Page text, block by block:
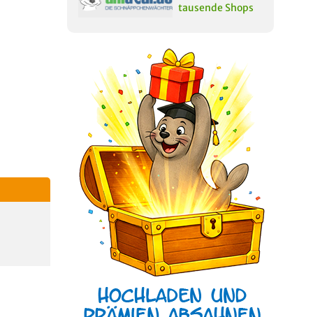
tausende Shops